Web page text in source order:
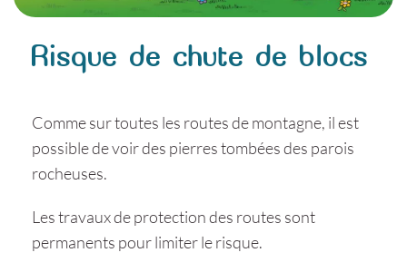
Risque de chute de blocs
Comme sur toutes les routes de montagne, il est
possible de voir des pierres tombées des parois
rocheuses.
Les travaux de protection des routes sont
permanents pour limiter le risque.